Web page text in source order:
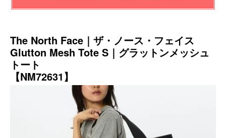
The North Face｜ザ・ノース・フェイス
Glutton Mesh Tote S｜グラットンメッシュ
トート
【NM72631】